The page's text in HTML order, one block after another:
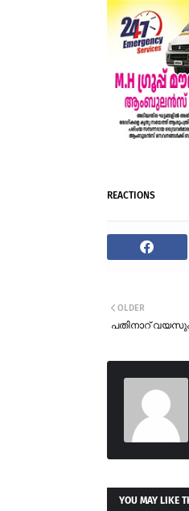
REACTIONS
OLDER
പതിനാറ്
YOU MAY LIKE